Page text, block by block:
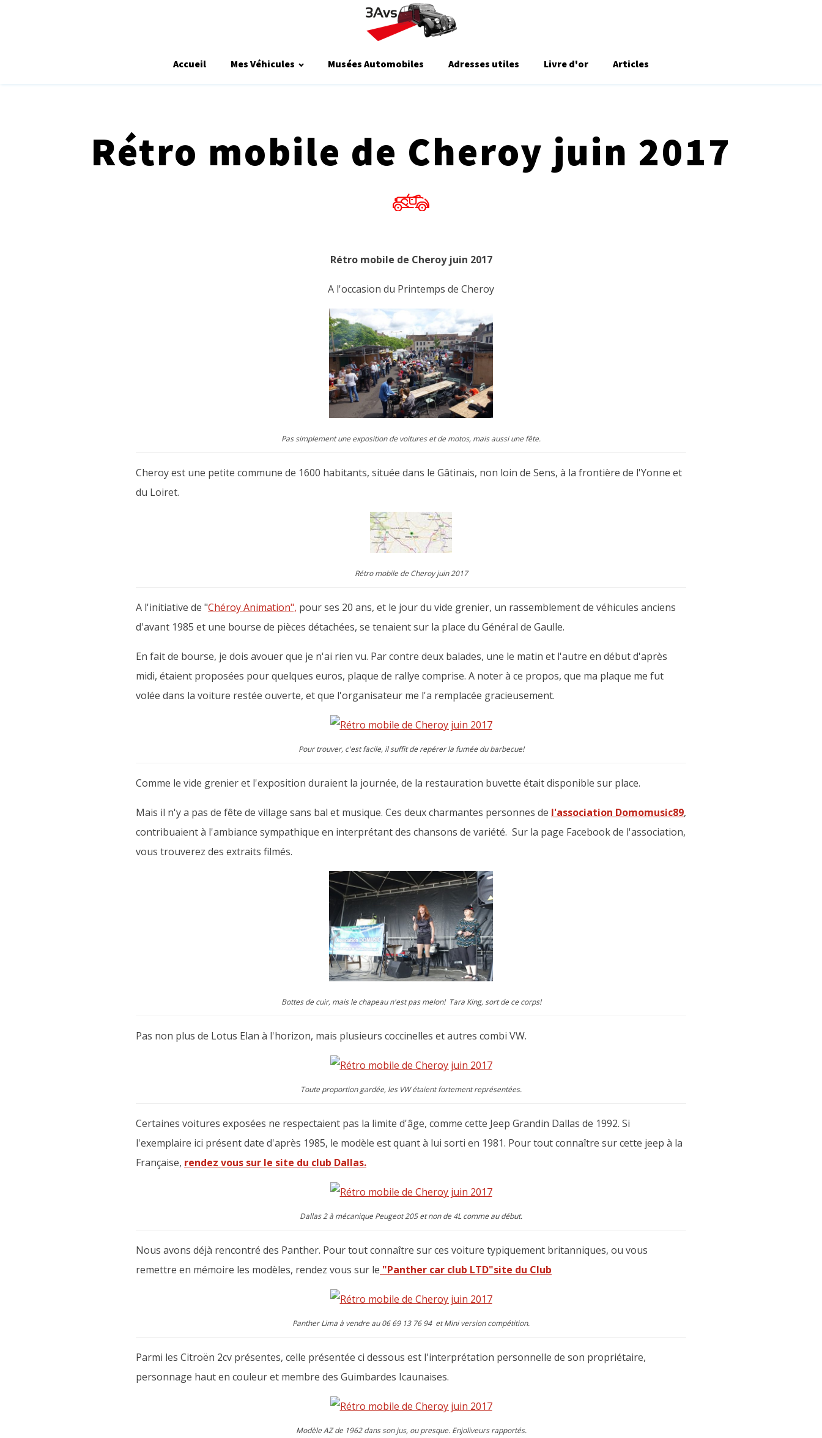
Accueil Mes Véhicules Musées Automobiles Adresses utiles Livre d'or Articles
Rétro mobile de Cheroy juin 2017
Rétro mobile de Cheroy juin 2017
A l'occasion du Printemps de Cheroy
Pas simplement une exposition de voitures et de motos, mais aussi une fête.
Cheroy est une petite commune de 1600 habitants, située dans le Gâtinais, non loin de Sens, à la frontière de l'Yonne et
du Loiret.
Rétro mobile de Cheroy juin 2017
A l'initiative de "Chéroy Animation", pour ses 20 ans, et le jour du vide grenier, un rassemblement de véhicules anciens
d'avant 1985 et une bourse de pièces détachées, se tenaient sur la place du Général de Gaulle.
En fait de bourse, je dois avouer que je n'ai rien vu. Par contre deux balades, une le matin et l'autre en début d'après
midi, étaient proposées pour quelques euros, plaque de rallye comprise. A noter à ce propos, que ma plaque me fut
volée dans la voiture restée ouverte, et que l'organisateur me l'a remplacée gracieusement.
Pour trouver, c'est facile, il suffit de repérer la fumée du barbecue!
Comme le vide grenier et l'exposition duraient la journée, de la restauration buvette était disponible sur place.
Mais il n'y a pas de fête de village sans bal et musique. Ces deux charmantes personnes de l'association Domomusic89,
contribuaient à l'ambiance sympathique en interprétant des chansons de variété. Sur la page Facebook de l'association,
vous trouverez des extraits filmés.
Bottes de cuir, mais le chapeau n'est pas melon! Tara King, sort de ce corps!
Pas non plus de Lotus Elan à l'horizon, mais plusieurs coccinelles et autres combi VW.
Toute proportion gardée, les VW étaient fortement représentées.
Certaines voitures exposées ne respectaient pas la limite d'âge, comme cette Jeep Grandin Dallas de 1992. Si
l'exemplaire ici présent date d'après 1985, le modèle est quant à lui sorti en 1981. Pour tout connaître sur cette jeep à la
Française, rendez vous sur le site du club Dallas.
Dallas 2 à mécanique Peugeot 205 et non de 4L comme au début.
Nous avons déjà rencontré des Panther. Pour tout connaître sur ces voiture typiquement britanniques, ou vous
remettre en mémoire les modèles, rendez vous sur le "Panther car club LTD"site du Club
Panther Lima à vendre au 06 69 13 76 94 et Mini version compétition.
Parmi les Citroën 2cv présentes, celle présentée ci dessous est l'interprétation personnelle de son propriétaire,
personnage haut en couleur et membre des Guimbardes Icaunaises.
Modèle AZ de 1962 dans son jus, ou presque. Enjoliveurs rapportés.